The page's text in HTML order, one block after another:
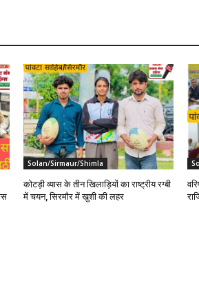
Solan/Sirmaur/Shimla
कोटड़ी व्यास के तीन खिलाड़ियों का राष्ट्रीय रग्बी
में चयन, सिरमौर में खुशी की लहर